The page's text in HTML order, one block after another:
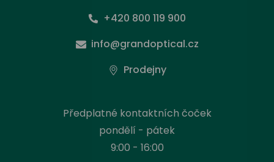
+420 800 119 900
info@grandoptical.cz
Prodejny
Předplatné kontaktních čoček
pondělí - pátek
9:00 - 16:00